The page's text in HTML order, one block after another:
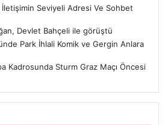
İletişimin Seviyeli Adresi Ve Sohbet
Devlet Bahçeli ile görüştü
Park İhlali Komik ve Gergin Anlara
Kadrosunda Sturm Graz Maçı Öncesi